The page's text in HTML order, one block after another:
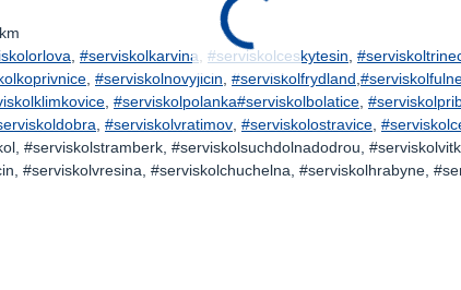
#serviskolkarvina #serviskolceskytesin
#serviskolnovyjicin #serviskolfrydland
#serviskolpolanka#serviskolbolatice
#serviskolvratimov #serviskolostravice
#serviskolstramberk, #serviskolsuchdolnadodrou,
#serviskolvresina, #serviskolchuchelna, #serviskolhrabyne,